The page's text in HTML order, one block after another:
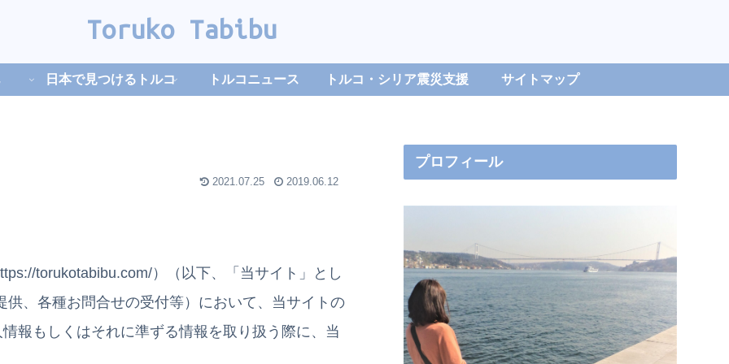
Toruko Tabibu
日本で見つけるトルコ トルコニュース トルコ・シリア震災支援 サイトマップ
2021.07.25 2019.06.12
torukotabibu.com/）（以下、「当サイト」とし
、各種お問合せの受付等）において、当サイトの
報もしくはそれに準ずる情報を取り扱う際に、当
プロフィール